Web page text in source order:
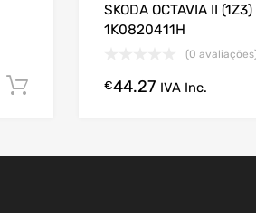
Comprar Agora!
SKODA OCTAVIA II
1K0820411H
(0
€44.27 IVA Inc.